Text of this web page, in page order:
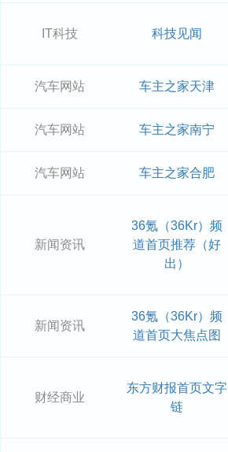
IT科技 科技见闻
汽车网站 车主之家天津
汽车网站 车主之家南宁
汽车网站 车主之家合肥
新闻资讯
36氪（36Kr）频
道首页推荐（好
出）
新闻资讯
36氪（36Kr）频
道首页大焦点图
财经商业
东方财报首页文字
链